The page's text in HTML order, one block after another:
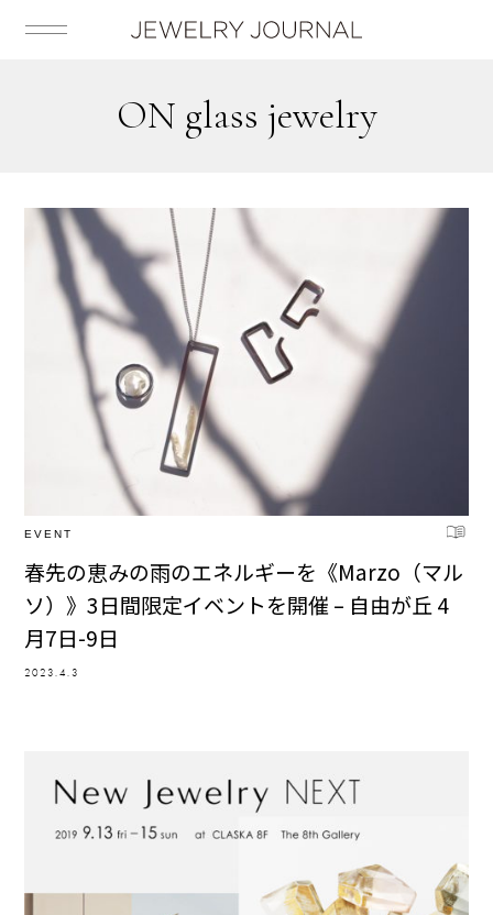
ON glass jewelry
EVENT
春先の恵みの雨のエネルギーを《Marzo（マル
ソ）》3日間限定イベントを開催 – 自由が丘 4
月7日-9日
2023.4.3